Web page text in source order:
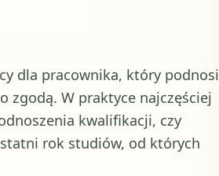
dla pracownika, który podnosi
zgodą. W praktyce najczęściej
kwalifikacji, czy
rok studiów, od których